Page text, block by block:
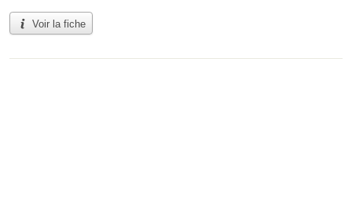
Voir la fiche